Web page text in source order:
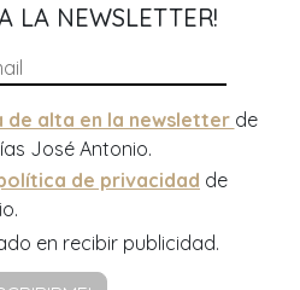
LA NEWSLETTER!
de alta en la newsletter de
José Antonio.
de privacidad de
en recibir publicidad.